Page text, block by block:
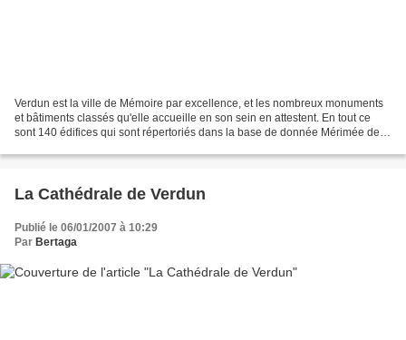
Verdun est la ville de Mémoire par excellence, et les nombreux monuments
et bâtiments classés qu'elle accueille en son sein en attestent. En tout ce
sont 140 édifices qui sont répertoriés dans la base de donnée Mérimée des
La Cathédrale de Verdun
Publié le 06/01/2007 à 10:29
Par Bertaga